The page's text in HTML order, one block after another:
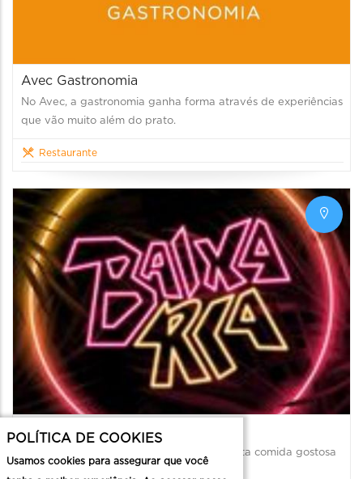
Avec Gastronomia
No Avec, a gastronomia ganha forma através de experiências
que vão muito além do prato.
Restaurante
Baixaria - Edifício Central
Um bar com uma vista inacreditável e muita comida gostosa
POLÍTICA DE COOKIES
Usamos cookies para assegurar que você